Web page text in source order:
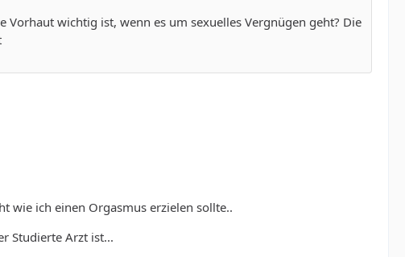
Vorhaut wichtig ist, wenn es um sexuelles Vergnügen geht? Die
wie ich einen Orgasmus erzielen sollte..
Studierte Arzt ist...